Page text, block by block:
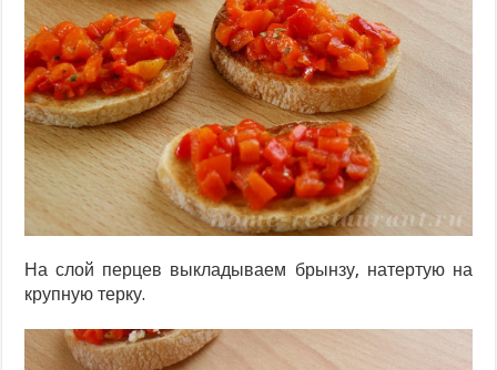
На слой перцев выкладываем брынзу, натертую на
крупную терку.